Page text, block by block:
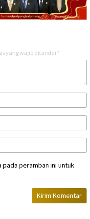
yang wajib ditandai *
pada peramban ini untuk